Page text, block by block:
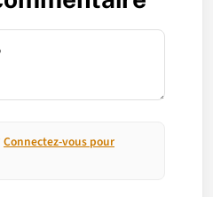
Connectez-vous pour